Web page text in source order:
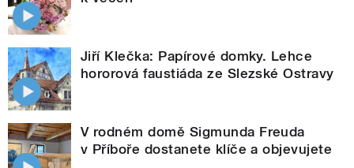
Jiří Klečka: Papírové domky. Lehce
hororová faustiáda ze Slezské Ostravy
V rodném domě Sigmunda Freuda
v Příboře dostanete klíče a objevujete